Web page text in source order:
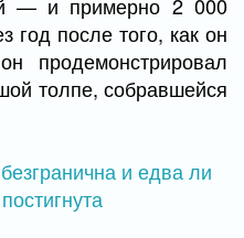
год после того, как он
продемонстрировал
толпе, собравшейся